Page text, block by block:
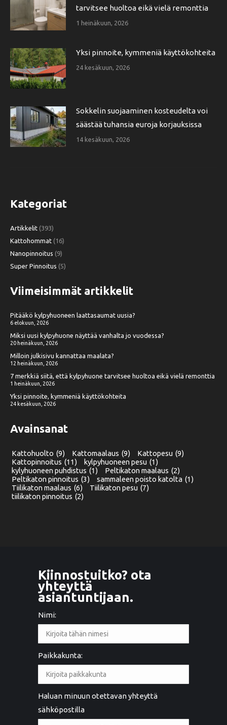
tarvitsee huoltoa eikä vielä remonttia
1 heinäkuun, 2026
Yksi pinnoite, kymmeniä käyttökohteita
24 kesäkuun, 2026
Sokkelin suojaaminen kosteudelta voi
säästää tuhansia euroja korjauksissa
14 kesäkuun, 2026
Kategoriat
Artikkelit (393)
Kattohommat (16)
Nanopinnoitus (9)
Super Pinnoitus (5)
Viimeisimmät artikkelit
Pitääkö kylpyhuoneen laattasaumat uusia?
6 elokuun, 2026
Miksi uusi kylpyhuone näyttää vanhalta jo vuodessa?
20 heinäkuun, 2026
Milloin julkisivu kannattaa maalata?
12 heinäkuun, 2026
7 merkkiä siitä, että kylpyhuone tarvitsee huoltoa eikä vielä remonttia
1 heinäkuun, 2026
Yksi pinnoite, kymmeniä käyttökohteita
24 kesäkuun, 2026
Avainsanat
Kattohuolto (9) Kattomaalaus (9) Kattopesu (9)
Kattopinnoitus (11) kylpyhuoneen pesu (1)
kylyhuoneen puhdistus (1) Peltikaton maalaus (2)
Peltikaton pinnoitus (3) sammaleen poisto katolta (1)
Tiilikaton maalaus (6) Tiilikaton pesu (7)
tiilikaton pinnoitus (2)
Kiinnostuitko? ota
yhteyttä
asiantuntijaan.
Nimi:
Paikkakunta:
Haluan minuun otettavan yhteyttä
sähköpostilla